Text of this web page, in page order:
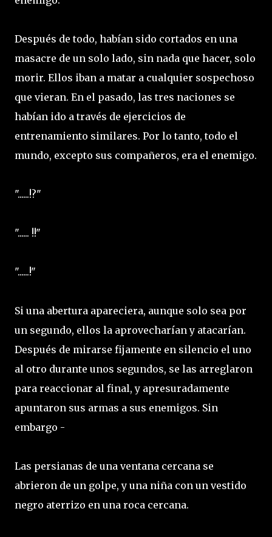
Después de todo, habían sido cortados en una
masacre de un solo lado, sin nada que hacer, solo
morir. Ellos iban a matar a cualquier sospechoso
que vieran. En el pasado, las tres naciones se
habían ido a través de ejercicios de
entrenamiento similares. Por lo tanto, todo el
mundo, excepto sus compañeros, era el enemigo.
"......!?"
"...... !!"
"......!"
Si una abertura apareciera, aunque solo sea por
un segundo, ellos la aprovecharían y atacarían.
Después de mirarse fijamente en silencio el uno
al otro durante unos segundos, se las arreglaron
para reaccionar al final, y apresuradamente
apuntaron sus armas a sus enemigos. Sin
embargo -
Las persianas de una ventana cercana se
abrieron de un golpe, y una niña con un vestido
negro aterrizo en una roca cercana.